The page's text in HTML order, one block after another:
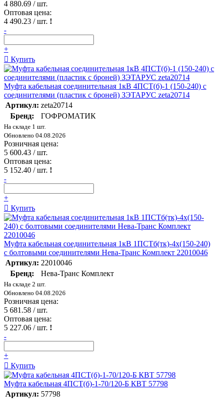
4 880.69 / шт.
Оптовая цена:
4 490.23 / шт. !
-
+
Купить
Муфта кабельная соединительная 1кВ 4ПСТ(б)-1 (150-240) с
соединителями (пластик с броней) ЗЭТАРУС zeta20714
Артикул: zeta20714
Бренд:
ГОФРОМАТИК
На складе 1 шт.
Обновлено 04.08.2026
Розничная цена:
5 600.43 / шт.
Оптовая цена:
5 152.40 / шт. !
-
+
Купить
Муфта кабельная соединительная 1кВ 1ПСТб(тк)-4х(150-240)
с болтовыми соединителями Нева-Транс Комплект 22010046
Артикул: 22010046
Бренд:
Нева-Транс Комплект
На складе 2 шт.
Обновлено 04.08.2026
Розничная цена:
5 681.58 / шт.
Оптовая цена:
5 227.06 / шт. !
-
+
Купить
Муфта кабельная 4ПСТ(б)-1-70/120-Б КВТ 57798
Артикул: 57798